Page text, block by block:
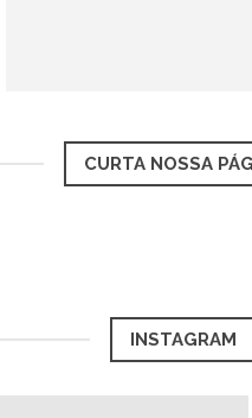
CURTA NOSSA
INSTAGRAM